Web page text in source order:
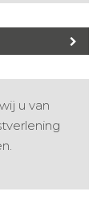
u van